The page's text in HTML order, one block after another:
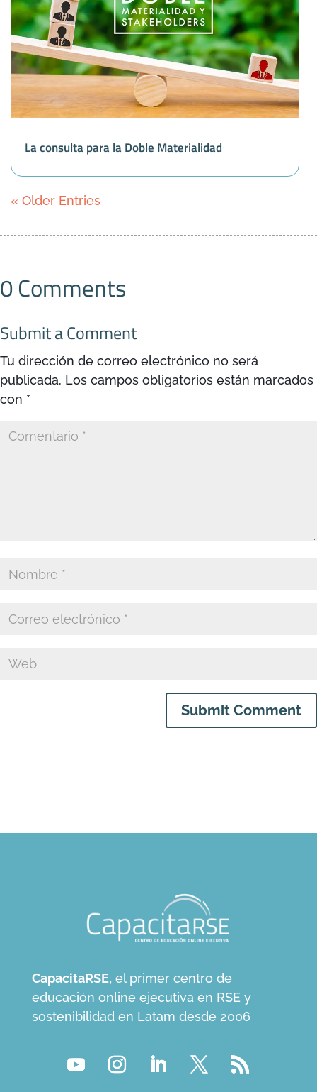
La consulta para la Doble Materialidad
« Older Entries
0 Comments
Submit a Comment
Tu dirección de correo electrónico no será
publicada. Los campos obligatorios están marcados
con *
Submit Comment
CapacitaRSE, el primer centro de
educación online ejecutiva en RSE y
sostenibilidad en Latam desde 2006